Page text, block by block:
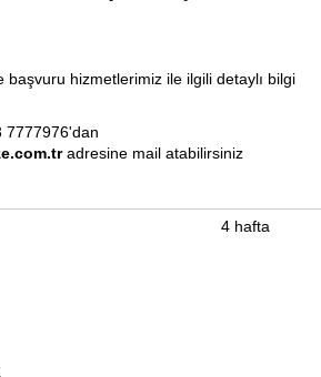
hizmetlerimiz ile ilgili detaylı bilgi
7777976'dan
adresine mail atabilirsiniz
4 hafta